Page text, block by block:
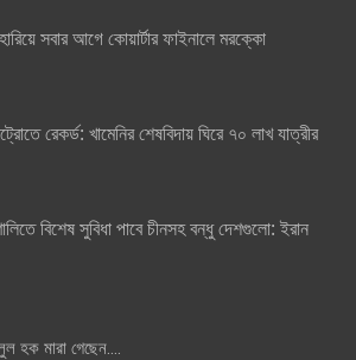
সবার আগে কোয়ার্টার ফাইনালে মরক্কো
রেকর্ড: খামেনির শেষবিদায় ঘিরে ৭০ লাখ যাত্রীর
বিশেষ সুবিধা পাবে চীনসহ বন্ধু দেশগুলো: ইরান
হক মারা গেছেন….